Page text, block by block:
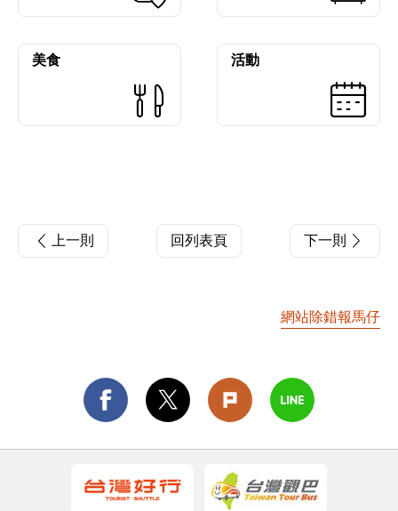
美食 活動
上一則 回列表頁 下一則
網站除錯報馬仔